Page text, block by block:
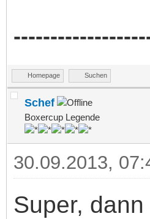
Homepage Suchen
Schef
Boxercup Legende
30.09.2013,
Super,